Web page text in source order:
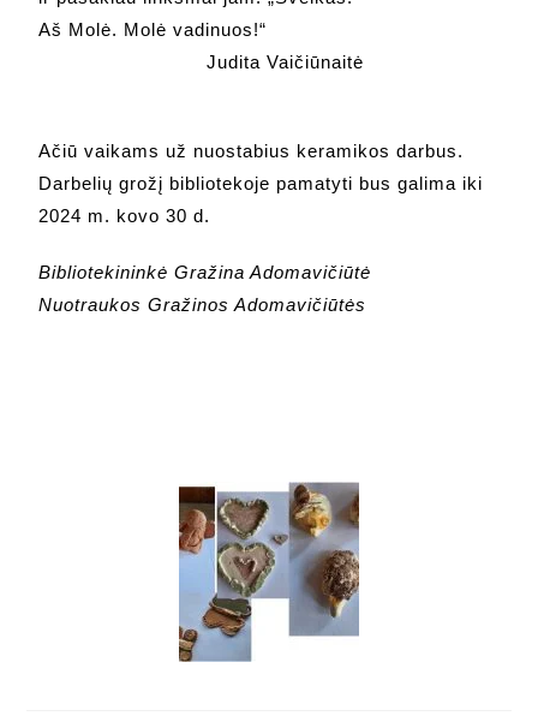
Aš Molė. Molė vadinuos!“
Judita Vaičiūnaitė
Ačiū vaikams už nuostabius keramikos darbus.
Darbelių grožį bibliotekoje pamatyti bus galima iki
2024 m. kovo 30 d.
Bibliotekininkė Gražina Adomavičiūtė
Nuotraukos Gražinos Adomavičiūtės